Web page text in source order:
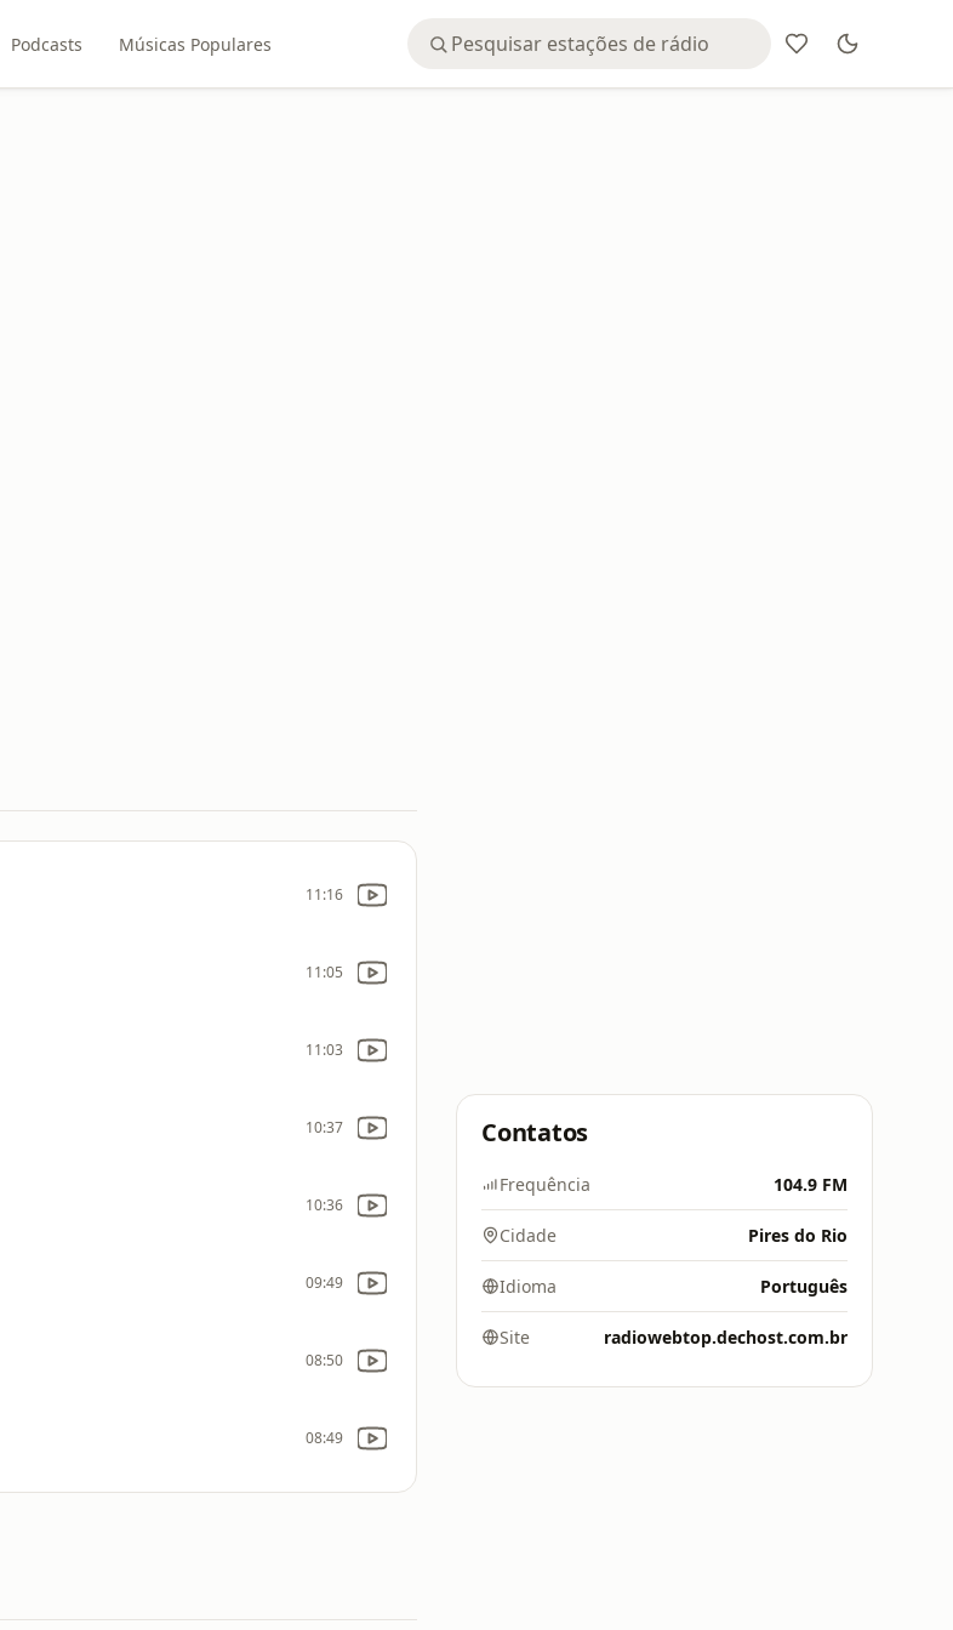
Podcasts Músicas Populares
11:16
11:05
11:03
10:37
10:36
09:49
08:50
08:49
Contatos
Frequência 104.9 FM
Cidade Pires do Rio
Idioma Português
Site radiowebtop.dechost.com.br